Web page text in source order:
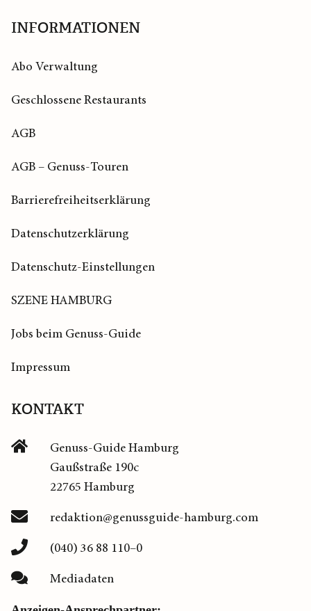
INFORMATIONEN
Abo Verwaltung
Geschlossene Restaurants
AGB
AGB – Genuss-Touren
Barrierefreiheitserklärung
Datenschutzerklärung
Datenschutz-Einstellungen
SZENE HAMBURG
Jobs beim Genuss-Guide
Impressum
KONTAKT
Genuss-Guide Hamburg
Gaußstraße 190c
22765 Hamburg
redaktion@genussguide-hamburg.com
(040) 36 88 110–0
Mediadaten